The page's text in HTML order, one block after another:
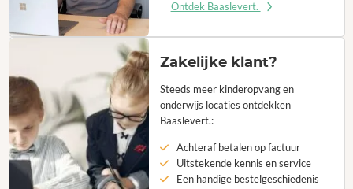
Ontdek Baaslevert.
Zakelijke klant?
Steeds meer kinderopvang en
onderwijs locaties ontdekken
Baaslevert.:
Achteraf betalen op factuur
Uitstekende kennis en service
Een handige bestelgeschiedenis